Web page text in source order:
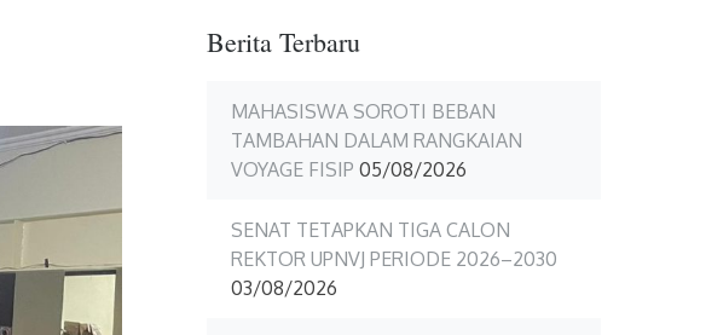
Berita Terbaru
MAHASISWA SOROTI BEBAN
TAMBAHAN DALAM RANGKAIAN
VOYAGE FISIP 05/08/2026
SENAT TETAPKAN TIGA CALON
REKTOR UPNVJ PERIODE 2026–2030
03/08/2026